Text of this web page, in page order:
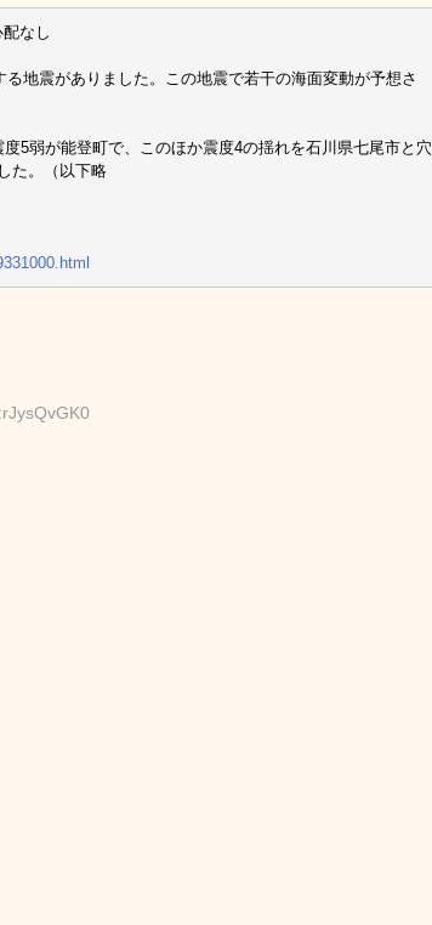
なし
地震がありました。この地震で若干の海面変動が予想さ
5弱が能登町で、このほか震度4の揺れを石川県七尾市と穴
た。（以下略